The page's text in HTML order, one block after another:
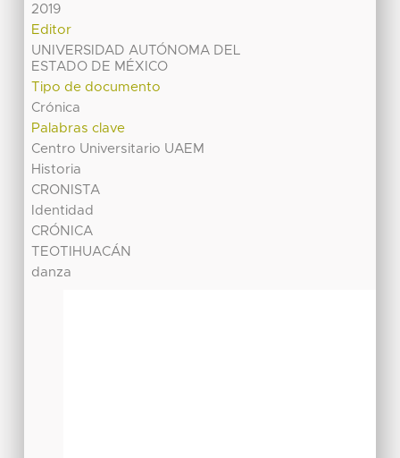
2019
Editor
UNIVERSIDAD AUTÓNOMA DEL
ESTADO DE MÉXICO
Tipo de documento
Crónica
Palabras clave
Centro Universitario UAEM
Historia
CRONISTA
Identidad
CRÓNICA
TEOTIHUACÁN
danza